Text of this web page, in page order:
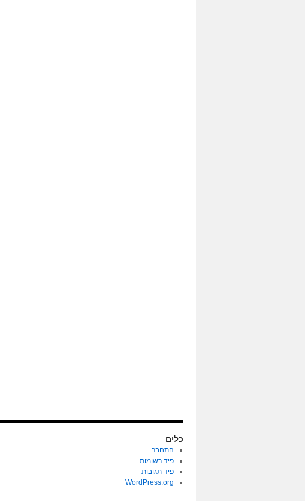
כלים
התחבר
פיד רשומות
פיד תגובות
WordPress.org